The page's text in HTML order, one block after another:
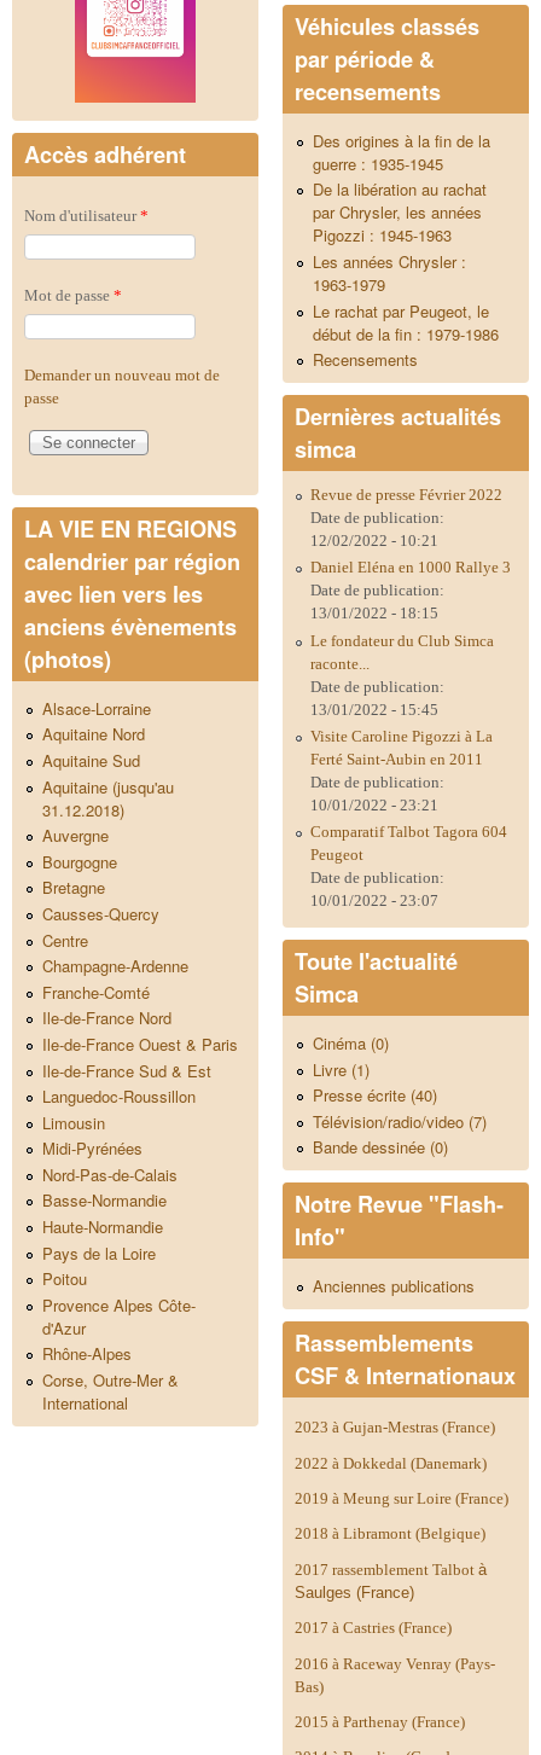
Accès adhérent
Nom d'utilisateur*
Mot de passe *
Demander un nouveau mot de
passe
LA VIE EN REGIONS
calendrier par région
avec lien vers les
anciens évènements
(photos)
Alsace-Lorraine
Aquitaine Nord
Aquitaine Sud
Aquitaine (jusqu'au
31.12.2018)
Auvergne
Bourgogne
Bretagne
Causses-Quercy
Centre
Champagne-Ardenne
Franche-Comté
Ile-de-France Nord
Ile-de-France Ouest & Paris
Ile-de-France Sud & Est
Languedoc-Roussillon
Limousin
Midi-Pyrénées
Nord-Pas-de-Calais
Basse-Normandie
Haute-Normandie
Pays de la Loire
Poitou
Provence Alpes Côte-
d'Azur
Rhône-Alpes
Corse, Outre-Mer &
International
Véhicules classés
par période &
recensements
Des origines à la fin de la
guerre : 1935-1945
De la libération au rachat
par Chrysler, les années
Pigozzi : 1945-1963
Les années Chrysler :
1963-1979
Le rachat par Peugeot, le
début de la fin : 1979-1986
Recensements
Dernières actualités
simca
Revue de presse Février 2022
Date de publication:
12/02/2022 - 10:21
Daniel Eléna en 1000 Rallye 3
Date de publication:
13/01/2022 - 18:15
Le fondateur du Club Simca
raconte...
Date de publication:
13/01/2022 - 15:45
Visite Caroline Pigozzi à La
Ferté Saint-Aubin en 2011
Date de publication:
10/01/2022 - 23:21
Comparatif Talbot Tagora 604
Peugeot
Date de publication:
10/01/2022 - 23:07
Toute l'actualité
Simca
Cinéma (0)
Livre (1)
Presse écrite (40)
Télévision/radio/video (7)
Bande dessinée (0)
Notre Revue "Flash-
Info"
Anciennes publications
Rassemblements
CSF & Internationaux
2023 à Gujan-Mestras (France)
2022 à Dokkedal (Danemark)
2019 à Meung sur Loire (France)
2018 à Libramont (Belgique)
2017 rassemblement Talbot à
Saulges (France)
2017 à Castries (France)
2016 à Raceway Venray (Pays-
Bas)
2015 à Parthenay (France)